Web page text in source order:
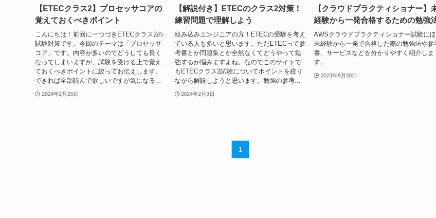
【ETECクラス2】プロセッサコアの
覚えておくべきポイント
こんにちは！前回に一つづきETECクラス2の
試験対策です。今回のテーマは「プロセッサ
コア」です。内容が多いのでどうしても長く
なってしまいますが、試験を受ける上で覚え
ておくべきポイントに絞ってお伝えします。
できれば全部読んで欲しいですが気になる...
2024年2月23日
【解説付き】ETECのクラス2対策！
練習問題で理解しよう
組み込みエンジニアの方！ETECの受験を考え
ている人も多いと思います。ただETECって参
考書とか問題集とか全然なくてどうやって勉
強するか悩みますよね。なのでこのサイトで
もETECクラス2試験についてポイントを絞り
ながら解説しようと思います。勉強の参考...
2024年2月9日
【クラウドプラクティショナー】
経験から一発合格するための勉強
AWSクラウドプラクティショナー試験に
未経験から一発で合格した際の勉強法や参
書、サービスなどを分かりやすく紹介しま
す。
2023年9月20日
1